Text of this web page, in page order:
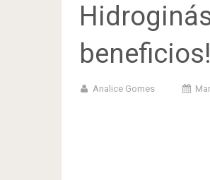
beneficios!
Analice Gomes